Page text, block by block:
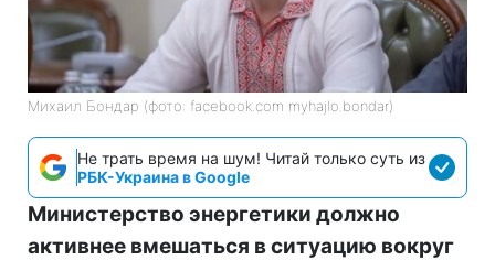
Михаил Бондар (фото: facebook.com myhajlo.bondar)
Не трать время на шум! Читай только суть из
РБК-Украина в Google
Министерство энергетики должно
активнее вмешаться в ситуацию вокруг